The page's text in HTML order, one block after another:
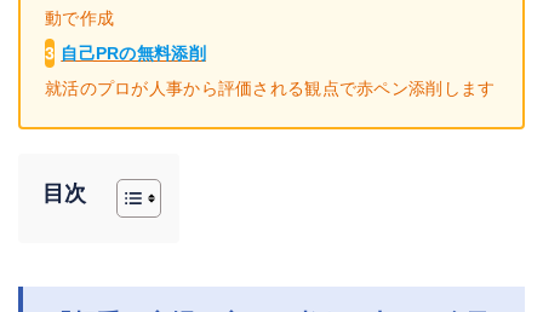
動で作成
3 自己PRの無料添削
就活のプロが人事から評価される観点で赤ペン添削します
目次